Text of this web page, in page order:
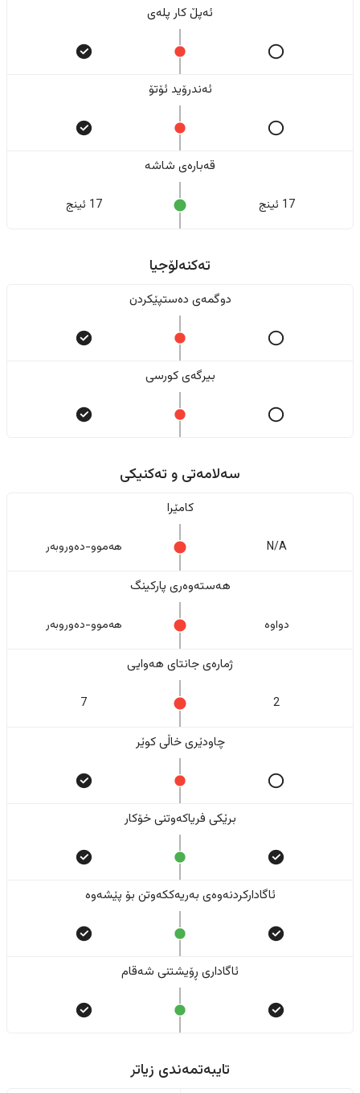
ئەپڵ کار پلەی
ئەندرۆید ئۆتۆ
قەبارەی شاشە
17 ئینج 17 ئینج
تەکنەلۆجیا
دوگمەی دەستپێکردن
بیرگەی کورسی
سەلامەتی و تەکنیکی
کامێرا
N/A هەموو-دەوروبەر
هەستەوەری پارکینگ
دواوە هەموو-دەوروبەر
ژمارەی جانتای هەوایی
2
7
چاودێری خاڵی کوێر
برێکی فریاکەوتنی خۆکار
ئاگادارکردنەوەی بەریەککەوتن بۆ پێشەوە
ئاگاداری ڕۆیشتنی شەقام
تایبەتمەندی زیاتر